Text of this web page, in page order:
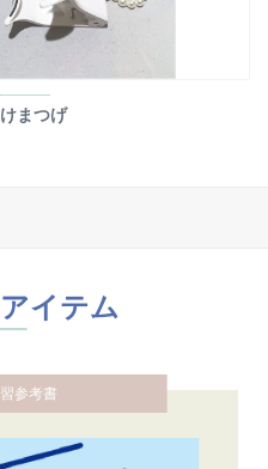
まつげ
イテム
参考書